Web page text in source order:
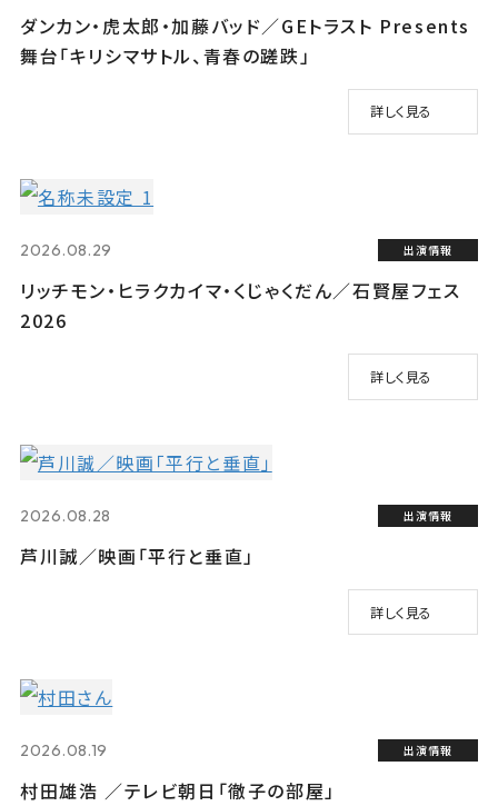
ダンカン・虎太郎・加藤バッド／GEトラスト Presents
舞台「キリシマサトル、青春の蹉跌」
詳しく見る
2026.08.29 出演情報
リッチモン・ヒラクカイマ・くじゃくだん／石賢屋フェス
2026
詳しく見る
2026.08.28 出演情報
芦川誠／映画「平行と垂直」
詳しく見る
2026.08.19 出演情報
村田雄浩 ／テレビ朝日「徹子の部屋」